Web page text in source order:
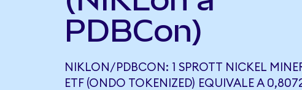
PDBCon)
NIKLON/PDBCON: 1 SPROTT NICKEL
ETF (ONDO TOKENIZED) EQUIVALE A